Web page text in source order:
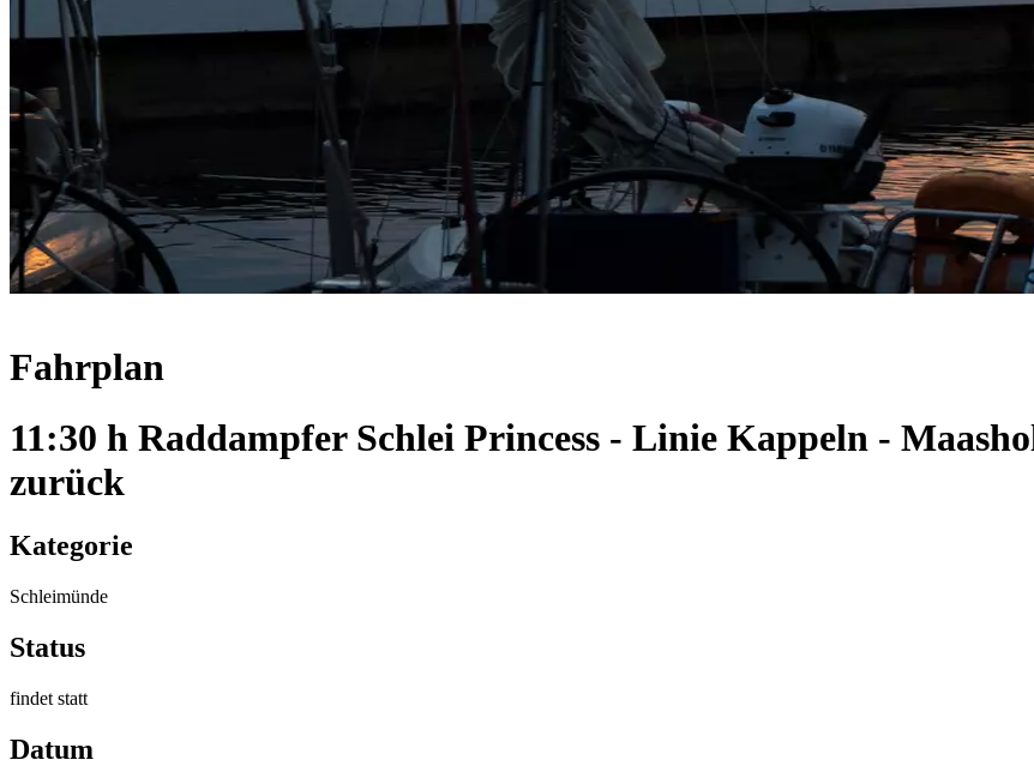
Fahrplan
11:30 h Raddampfer Schlei Princess - Linie Kappeln -
zurück
Kategorie
Schleimünde
Status
findet statt
Datum